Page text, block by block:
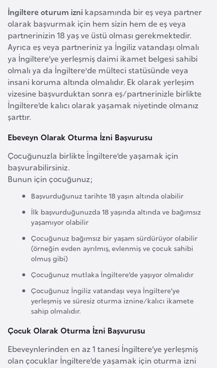
İngiltere oturum izni kapsamında bir eş veya partner
olarak başvurmak için hem sizin hem de eş veya
partnerinizin 18 yaş ve üstü olması gerekmektedir.
Ayrıca eş veya partneriniz ya İngiliz vatandaşı olmalı
ya İngiltere’ye yerleşmiş daimi ikamet belgesi sahibi
olmalı ya da İngiltere'de mülteci statüsünde veya
insani koruma altında olmalıdır. Ek olarak yerleşim
vizesine başvurduktan sonra eş/partnerinizle birlikte
İngiltere’de kalıcı olarak yaşamak niyetinde olmanız
şarttır.
Ebeveyn Olarak Oturma İzni Başvurusu
Çocuğunuzla birlikte İngiltere’de yaşamak için
başvurabilirsiniz.
Bunun için çocuğunuz;
Başvurduğunuz tarihte 18 yaşın altında olabilir
İlk başvurduğunuzda 18 yaşında altında ve bağımsız
yaşamıyor olabilir
Çocuğunuz bağımsız bir yaşam sürdürüyor olabilir
(örneğin evden ayrılmış, evlenmiş ve çocuk sahibi
olmuş gibi)
Çocuğunuz mutlaka İngiltere’de yaşıyor olmalıdır
Çocuğunuz İngiliz vatandaşı veya İngiltere’ye
yerleşmiş ve süresiz oturma iznine/kalıcı ikamete
sahip olmalıdır.
Çocuk Olarak Oturma İzni Başvurusu
Ebeveynlerinden en az 1 tanesi İngiltere’ye yerleşmiş
olan çocuklar İngiltere’de yaşamak için oturma izni
B
e
l
ç
k
a
B
n
i
n
B
u